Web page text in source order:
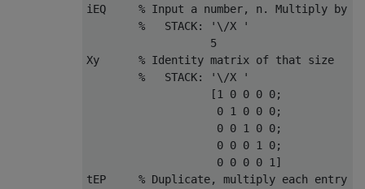
iEQ     % Input a number, n. Multiply by
        %   STACK: '\/X '
                   5
Xy      % Identity matrix of that size
        %   STACK: '\/X '
                   [1 0 0 0 0;
                    0 1 0 0 0;
                    0 0 1 0 0;
                    0 0 0 1 0;
                    0 0 0 0 1]
tEP     % Duplicate, multiply each